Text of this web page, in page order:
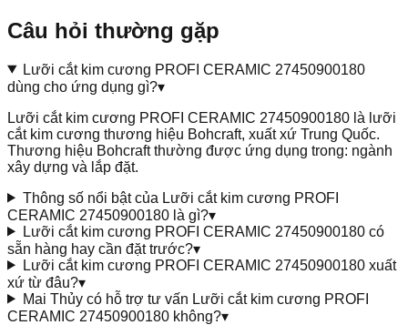
Câu hỏi thường gặp
Lưỡi cắt kim cương PROFI CERAMIC 27450900180
dùng cho ứng dụng gì?▾
Lưỡi cắt kim cương PROFI CERAMIC 27450900180 là lưỡi
cắt kim cương thương hiệu Bohcraft, xuất xứ Trung Quốc.
Thương hiệu Bohcraft thường được ứng dụng trong: ngành
xây dựng và lắp đặt.
Thông số nổi bật của Lưỡi cắt kim cương PROFI
CERAMIC 27450900180 là gì?▾
Lưỡi cắt kim cương PROFI CERAMIC 27450900180 có
sẵn hàng hay cần đặt trước?▾
Lưỡi cắt kim cương PROFI CERAMIC 27450900180 xuất
xứ từ đâu?▾
Mai Thủy có hỗ trợ tư vấn Lưỡi cắt kim cương PROFI
CERAMIC 27450900180 không?▾